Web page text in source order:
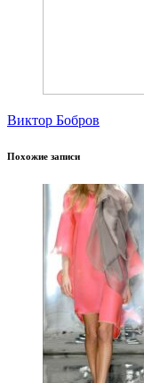
Виктор Бобров
Похожие записи